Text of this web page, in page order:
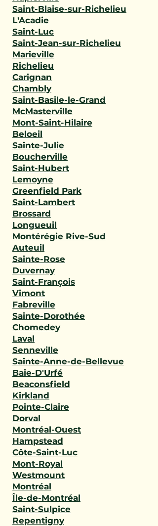
Saint-Blaise-sur-Richelieu
L'Acadie
Saint-Luc
Saint-Jean-sur-Richelieu
Marieville
Richelieu
Carignan
Chambly
Saint-Basile-le-Grand
McMasterville
Mont-Saint-Hilaire
Beloeil
Sainte-Julie
Boucherville
Saint-Hubert
Lemoyne
Greenfield Park
Saint-Lambert
Brossard
Longueuil
Montérégie Rive-Sud
Auteuil
Sainte-Rose
Duvernay
Saint-François
Vimont
Fabreville
Sainte-Dorothée
Chomedey
Laval
Senneville
Sainte-Anne-de-Bellevue
Baie-D'Urfé
Beaconsfield
Kirkland
Pointe-Claire
Dorval
Montréal-Ouest
Hampstead
Côte-Saint-Luc
Mont-Royal
Westmount
Montréal
Île-de-Montréal
Saint-Sulpice
Repentigny